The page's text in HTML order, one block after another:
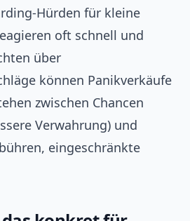
für kleine
oft schnell und
über
können Panikverkäufe
zwischen Chancen
Verwahrung) und
eingeschränkte